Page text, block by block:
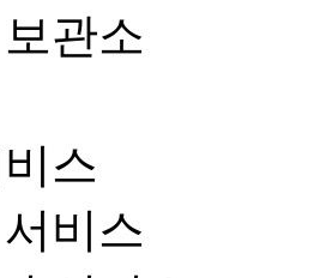
관소
스
비스